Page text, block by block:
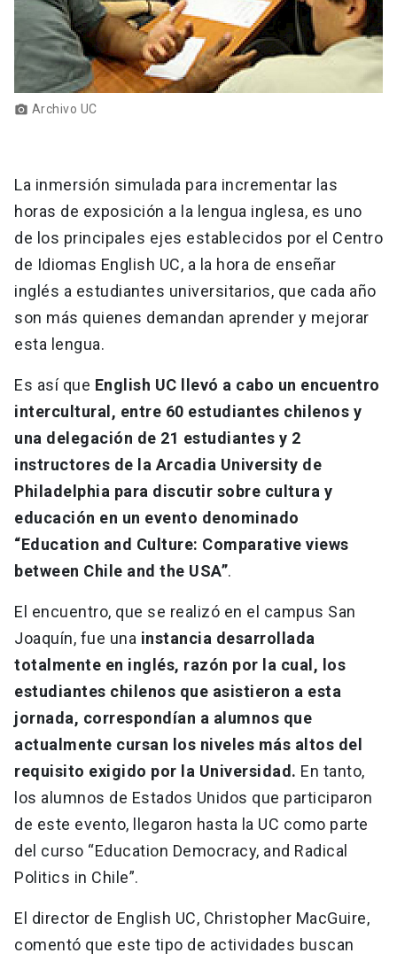
Donaciones launch
photo_camera Archivo UC
La inmersión simulada para incrementar las
horas de exposición a la lengua inglesa, es uno
de los principales ejes establecidos por el Centro
de Idiomas English UC, a la hora de enseñar
inglés a estudiantes universitarios, que cada año
son más quienes demandan aprender y mejorar
esta lengua.
Es así que English UC llevó a cabo un encuentro
intercultural, entre 60 estudiantes chilenos y
una delegación de 21 estudiantes y 2
instructores de la Arcadia University de
Philadelphia para discutir sobre cultura y
educación en un evento denominado
“Education and Culture: Comparative views
between Chile and the USA”.
El encuentro, que se realizó en el campus San
Joaquín, fue una instancia desarrollada
totalmente en inglés, razón por la cual, los
estudiantes chilenos que asistieron a esta
jornada, correspondían a alumnos que
actualmente cursan los niveles más altos del
requisito exigido por la Universidad. En tanto,
los alumnos de Estados Unidos que participaron
de este evento, llegaron hasta la UC como parte
del curso “Education Democracy, and Radical
Politics in Chile”.
El director de English UC, Christopher MacGuire,
comentó que este tipo de actividades buscan